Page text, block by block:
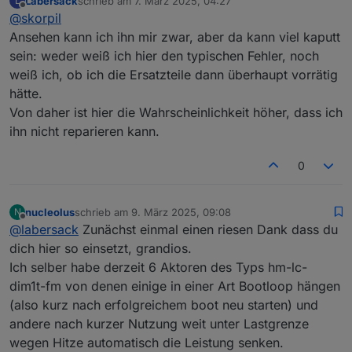
Offline zuletzt editiert von
@skorpil
Ansehen kann ich ihn mir zwar, aber da kann viel kaputt
sein: weder weiß ich hier den typischen Fehler, noch
weiß ich, ob ich die Ersatzteile dann überhaupt vorrätig
hätte.
Von daher ist hier die Wahrscheinlichkeit höher, dass ich
ihn nicht reparieren kann.
0
N
Offline
nucleolusschrieb am 9. März 2025, 09:08
zuletzt editiert von
@labersack Zunächst einmal einen riesen Dank dass du
dich hier so einsetzt, grandios.
Ich selber habe derzeit 6 Aktoren des Typs hm-lc-
dim1t-fm von denen einige in einer Art Bootloop hängen
(also kurz nach erfolgreichem boot neu starten) und
andere nach kurzer Nutzung weit unter Lastgrenze
wegen Hitze automatisch die Leistung senken.